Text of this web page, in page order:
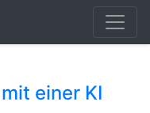
einer KI